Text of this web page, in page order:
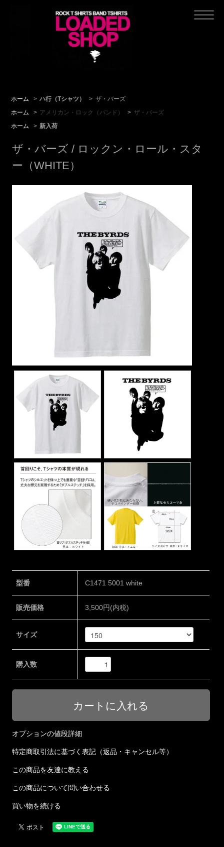
ホーム > ハ行（Tシャツ） > ザ・バーズ
ホーム
> アメリカン・ロック（バンド） > ザ・バーズ
ホーム
> 新入荷
ザ・バーズ / ロックン・ロール・スタ
ー（WHITE）
型番 C1471 5001 white
販売価格 3,500円(内税)
サイズ
購入数
オプションの値段詳細
特定商取引法に基づく表記（返品・キャンセル等）
この商品を友達に教える
この商品について問い合わせる
買い物を続ける